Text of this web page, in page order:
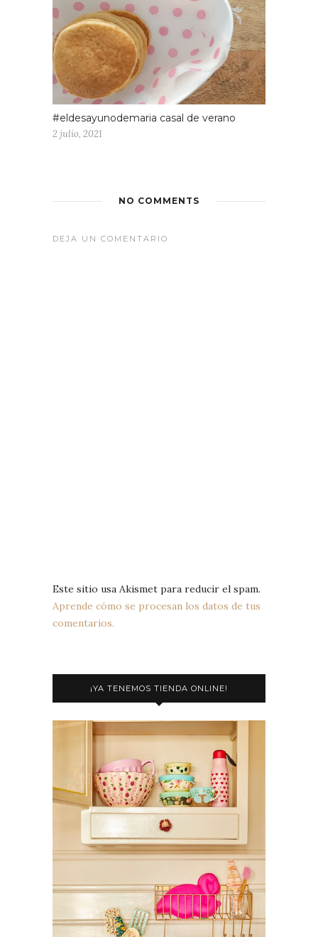
#eldesayunodemaria casal de verano
2 julio, 2021
NO COMMENTS
DEJA UN COMENTARIO
Este sitio usa Akismet para reducir el spam.
Aprende cómo se procesan los datos de tus
comentarios.
¡YA TENEMOS TIENDA ONLINE!